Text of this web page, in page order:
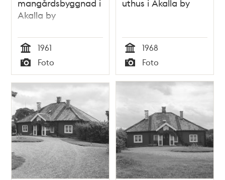
mangårdsbyggnad i
Akalla by
Tid
1961
Typ
Foto
uthus i Akalla by
Tid
1968
Typ
Foto